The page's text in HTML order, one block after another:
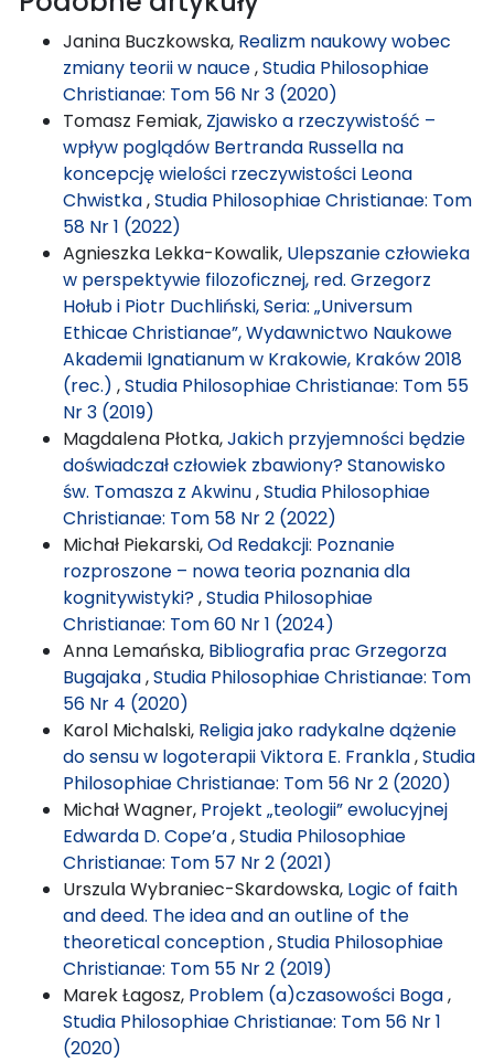
Janina Buczkowska, Realizm naukowy wobec
zmiany teorii w nauce,Studia Philosophiae
Christianae: Tom 56 Nr 3 (2020)
Tomasz Femiak, Zjawisko a rzeczywistość –
wpływ poglądów Bertranda Russella na
koncepcję wielości rzeczywistości Leona
Chwistka,Studia Philosophiae Christianae: Tom
58 Nr 1 (2022)
Agnieszka Lekka-Kowalik, Ulepszanie człowieka
w perspektywie filozoficznej, red. Grzegorz
Hołub i Piotr Duchliński, Seria: „Universum
Ethicae Christianae”, Wydawnictwo Naukowe
Akademii Ignatianum w Krakowie, Kraków 2018
(rec.) ,Studia Philosophiae Christianae: Tom 55
Nr 3 (2019)
Magdalena Płotka,Jakich przyjemności będzie
doświadczał człowiek zbawiony? Stanowisko
św. Tomasza z Akwinu,Studia Philosophiae
Christianae: Tom 58 Nr 2 (2022)
Michał Piekarski,Od Redakcji: Poznanie
rozproszone – nowa teoria poznania dla
kognitywistyki?,Studia Philosophiae
Christianae: Tom 60 Nr 1 (2024)
Anna Lemańska, Bibliografia prac Grzegorza
Bugajaka,Studia Philosophiae Christianae: Tom
56 Nr 4 (2020)
Karol Michalski, Religia jako radykalne dążenie
do sensu w logoterapii Viktora E. Frankla,Studia
Philosophiae Christianae: Tom 56 Nr 2 (2020)
Michał Wagner, Projekt „teologii” ewolucyjnej
Edwarda D. Cope’a,Studia Philosophiae
Christianae: Tom 57 Nr 2 (2021)
Urszula Wybraniec-Skardowska, Logic of faith
and deed. The idea and an outline of the
theoretical conception,Studia Philosophiae
Christianae: Tom 55 Nr 2 (2019)
Marek Łagosz, Problem (a)czasowości Boga,
Studia Philosophiae Christianae: Tom 56 Nr 1
(2020)